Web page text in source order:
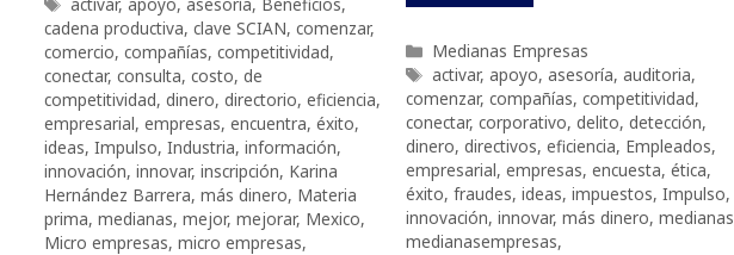
cadena productiva, clave SCIAN, comenzar,
comercio, compañías, competitividad,
conectar, consulta, costo, de
competitividad, dinero, directorio, eficiencia,
empresarial, empresas, encuentra, éxito,
ideas, Impulso, Industria, información,
innovación, innovar, inscripción, Karina
Hernández Barrera, más dinero, Materia
prima, medianas, mejor, mejorar, Mexico,
Micro empresas, micro empresas,
Categorías
Medianas Empresas
Etiquetas
activar, apoyo, asesoría, auditoria,
comenzar, compañías, competitividad,
conectar, corporativo, delito, detección,
dinero, directivos, eficiencia, Empleados,
empresarial, empresas, encuesta, ética,
éxito, fraudes, ideas, impuestos, Impulso,
innovación, innovar, más dinero, medianas
medianasempresas,